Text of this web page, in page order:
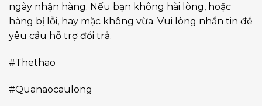
ngày nhận hàng. Nếu bạn không hài lòng, hoặc
hàng bị lỗi, hay mặc không vừa. Vui lòng nhắn tin để
yêu cầu hỗ trợ đổi trả.
#Thethao
#Quanaocaulong